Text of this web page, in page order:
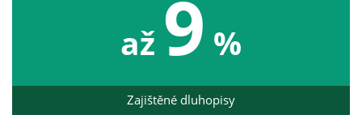
až 9 %
Zajištěné dluhopisy